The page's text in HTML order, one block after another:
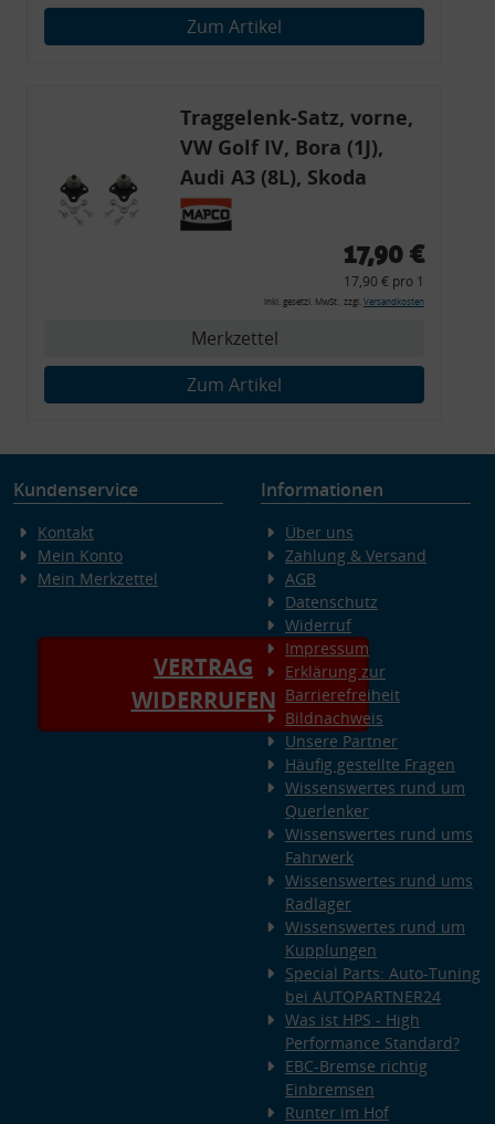
Zum Artikel
Traggelenk-Satz, vorne,
VW Golf IV, Bora (1J),
Audi A3 (8L), Skoda
Octavia (1U)
17,90 €
17,90 € pro 1
inkl. gesetzl. MwSt., zzgl. Versandkosten
Merkzettel
Zum Artikel
Kundenservice
Kontakt
Mein Konto
Mein Merkzettel
VERTRAG
WIDERRUFEN
Informationen
Über uns
Zahlung & Versand
AGB
Datenschutz
Widerruf
Impressum
Erklärung zur
Barrierefreiheit
Bildnachweis
Unsere Partner
Häufig gestellte Fragen
Wissenswertes rund um
Querlenker
Wissenswertes rund ums
Fahrwerk
Wissenswertes rund ums
Radlager
Wissenswertes rund um
Kupplungen
Special Parts: Auto-Tuning
bei AUTOPARTNER24
Was ist HPS - High
Performance Standard?
EBC-Bremse richtig
Einbremsen
Runter im Hof
Verwendung genauer Standortdaten
Endgeräteeigenschaften zur Identifikation aktiv abfragen